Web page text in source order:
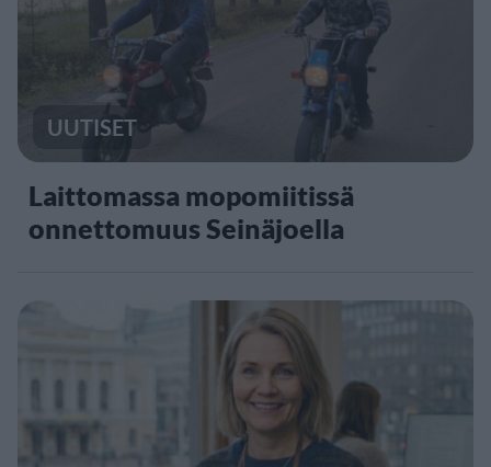
UUTISET
Laittomassa mopomiitissä
onnettomuus Seinäjoella